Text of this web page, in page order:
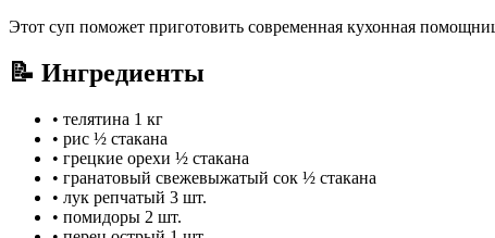
Этот суп поможет приготовить современная кухонная
📝 Ингредиенты
• телятина 1 кг
• рис ½ стакана
• грецкие орехи ½ стакана
• гранатовый свежевыжатый сок ½ стакана
• лук репчатый 3 шт.
• помидоры 2 шт.